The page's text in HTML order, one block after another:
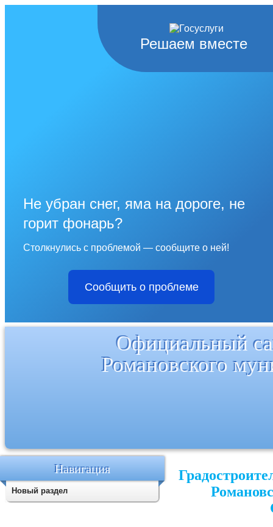
Решаем вместе
Не убран снег, яма на дороге, не
горит фонарь?
Столкнулись с проблемой — сообщите о ней!
Сообщить о проблеме
Официальный
Романовского
Навигация
Новый раздел